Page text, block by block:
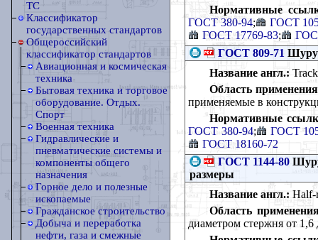
ТС
Классификатор
государственных стандартов
Общероссийский
классификатор стандартов
Авиационная и космическая
техника
Бытовая техника и торговое
оборудование. Отдых.
Спорт
Военная техника
Гидравлические и
пневматические системы и
компоненты общего
назначения
Горное дело и полезные
ископаемые
Гражданское строительство
Добыча и переработка
нефти, газа и смежные
Нормативные
ГОСТ 380-94;
ГОСТ
ГОСТ 17769-83;
ГОСТ 809-71
Название англ.:
Область
применяемые в
Нормативные
ГОСТ 380-94;
ГОСТ
ГОСТ 18160-72
ГОСТ 1144-80
размеры
Название англ.: Half-
Область
диаметром стержня от